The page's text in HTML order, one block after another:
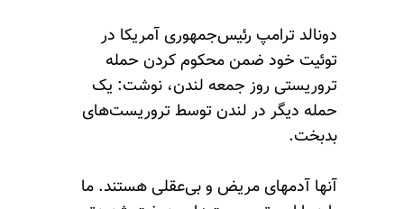
دونالد ترامپ رئیس‌جمهوری آمریکا در
توئیت خود ضمن محکوم کردن حمله
تروریستی روز جمعه لندن، نوشت: یک
حمله دیگر در لندن توسط تروریست‌های
بدبخت.
آنها آدمهای مریض و بی‌عقلی هستند. ما